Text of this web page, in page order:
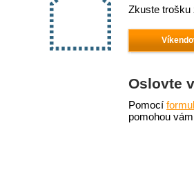
Zkuste trošku
Oslovte
Pomocí
pomohou